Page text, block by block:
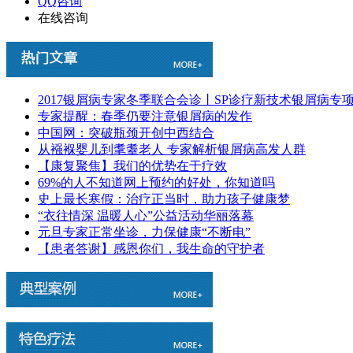
在线咨询
2017银屑病专家冬季联合会诊丨SP诊疗新技术银屑病专
专家提醒：春季仍要注意银屑病的发作
中国网：突破瓶颈开创中西结合
从襁褓婴儿到耄耋老人 专家解析银屑病高发人群
【康复聚焦】我们的优势在于疗效
69%的人不知道网上预约的好处，你知道吗
史上最长寒假：治疗正当时，助力孩子健康梦
“衣往情深 温暖人心”公益活动华丽落幕
元旦专家正常坐诊，力保健康“不断电”
【患者答谢】感恩你们，我生命的守护者